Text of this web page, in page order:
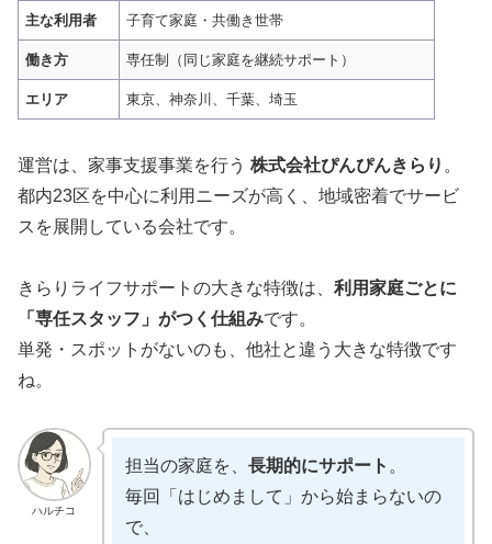
主な利用者 子育て家庭・共働き世帯
働き方 専任制（同じ家庭を継続サポート）
エリア 東京、神奈川、千葉、埼玉
運営は、家事支援事業を行う 株式会社ぴんぴんきらり 。
都内23区を中心に利用ニーズが高く、地域密着でサービ
スを展開している会社です。
きらりライフサポートの大きな特徴は、 利用家庭ごとに
「専任スタッフ」がつく仕組みです。
単発・スポットがないのも、他社と違う大きな特徴です
ね。
ハルチコ
担当の家庭を、 長期的にサポート 。
毎回「はじめまして」から始まらないの
で、